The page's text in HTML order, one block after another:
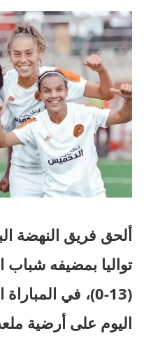
ألحق فريق النهضة
تواليا بمضيفه شباب
(13-0)، في
اليوم على أرضية